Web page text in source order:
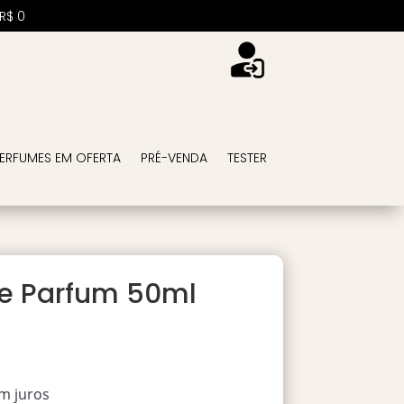
R$ 0
EM OFERTA PRÉ-VENDA
TESTER
Parfum 50ml
juros